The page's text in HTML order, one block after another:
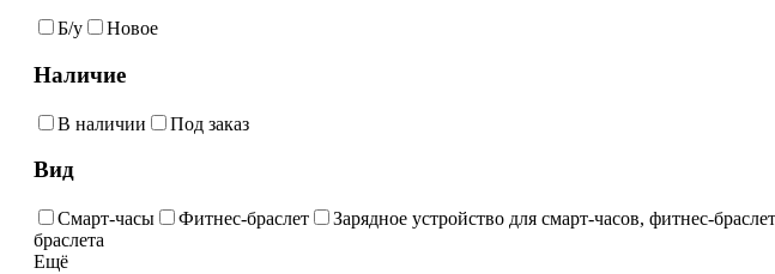
Б/у Новое
Наличие
В наличии Под заказ
Вид
Смарт-часы Фитнес-браслет Зарядное устройство для смарт-часов, фитнес-
браслета
Ещё